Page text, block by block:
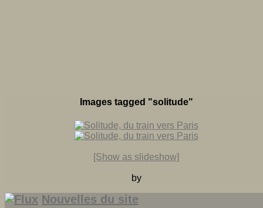
Images tagged "solitude"
[Show as slideshow]
by
Nouvelles du site